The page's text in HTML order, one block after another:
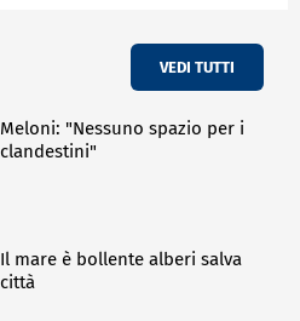
VEDI TUTTI
Meloni: "Nessuno spazio per i
clandestini"
Il mare è bollente alberi salva
città